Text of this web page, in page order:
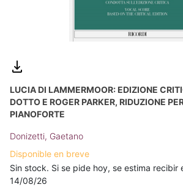
LUCIA DI LAMMERMOOR: EDIZIONE
DOTTO E ROGER PARKER, RIDUZIONE
PIANOFORTE
Donizetti, Gaetano
Disponible en breve
Sin stock. Si se pide hoy, se estima recibir
14/08/26